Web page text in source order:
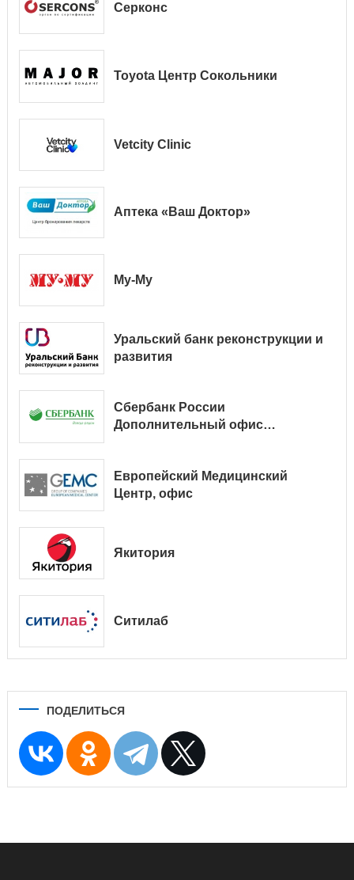
Серконс
Toyota Центр Сокольники
Vetcity Clinic
Аптека «Ваш Доктор»
Му-Му
Уральский банк реконструкции и
развития
Сбербанк России
Дополнительный офис
Европейский Медицинский
Центр, офис
Якитория
Ситилаб
ПОДЕЛИТЬСЯ